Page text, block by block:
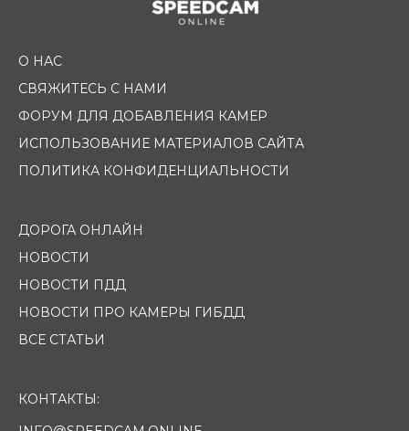
О НАС
СВЯЖИТЕСЬ С НАМИ
ФОРУМ ДЛЯ ДОБАВЛЕНИЯ КАМЕР
ИСПОЛЬЗОВАНИЕ МАТЕРИАЛОВ САЙТА
ПОЛИТИКА КОНФИДЕНЦИАЛЬНОСТИ
ДОРОГА ОНЛАЙН
НОВОСТИ
НОВОСТИ ПДД
НОВОСТИ ПРО КАМЕРЫ ГИБДД
ВСЕ СТАТЬИ
КОНТАКТЫ: